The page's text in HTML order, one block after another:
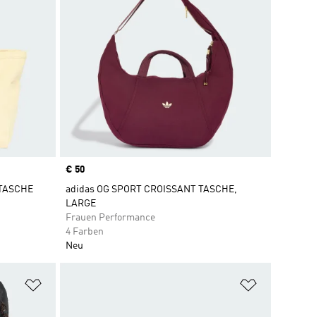
Price
€ 50
adidas OG SPORT CROISSANT TASCHE,
LARGE
Frauen Performance
4 Farben
Neu